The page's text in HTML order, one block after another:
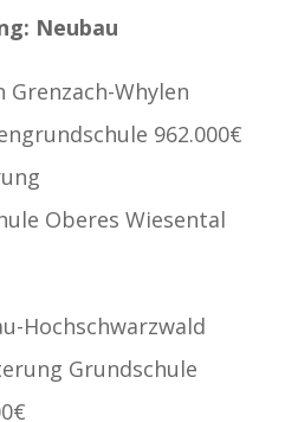
Neubau
Grenzach-Whylen
962.000€
Oberes Wiesental
Hochschwarzwald
Grundschule